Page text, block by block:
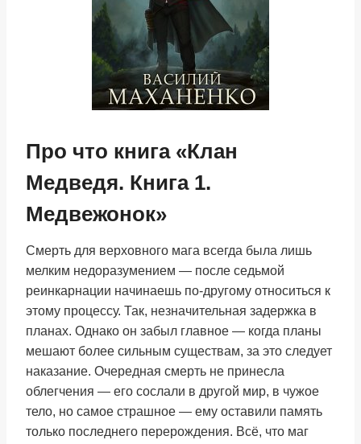
Про что книга «Клан
Медведя. Книга 1.
Медвежонок»
Смерть для верховного мага всегда была лишь
мелким недоразумением — после седьмой
реинкарнации начинаешь по-другому относиться к
этому процессу. Так, незначительная задержка в
планах. Однако он забыл главное — когда планы
мешают более сильным существам, за это следует
наказание. Очередная смерть не принесла
облегчения — его сослали в другой мир, в чужое
тело, но самое страшное — ему оставили память
только последнего перерождения. Всё, что маг